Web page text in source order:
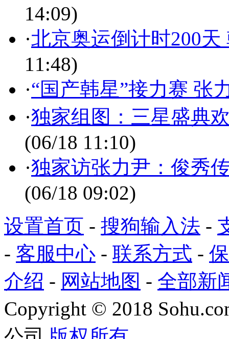
14:09)
·北京奥运倒计时200
11:48)
·“国产韩星”接力赛 张
·独家组图：三星盛典
(06/18 11:10)
·独家访张力尹：俊秀
(06/18 09:02)
设置首页 - 搜狗输入法 -
- 客服中心 - 联系方式 -
介绍 - 网站地图 - 全部新
Copyright © 2018